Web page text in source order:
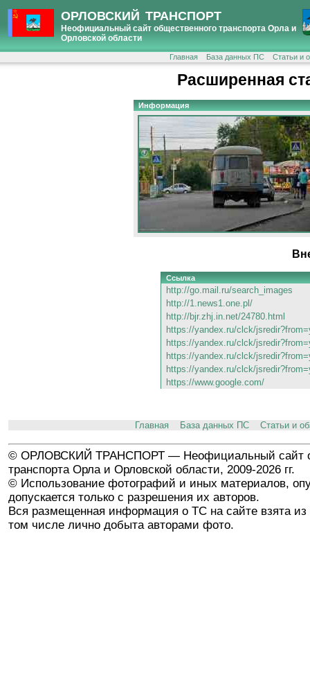
ОРЛОВСКИЙ ТРАНСПОРТ
Неофициальный сайт общественного транспорта Орла и
Орловской области
Главная База данных ПС Статьи и
Расширенная
Информация
Ссылка
http://go.mail.ru/search_images
http://1.news1.one.pl/
http://bjr.zhj.in.net/24780.html
https://yandex.ru/clck/
https://yandex.ru/clck/
https://yandex.ru/clck/
https://yandex.ru/clck/
https://www.google.com/
Главная База данных ПС Статьи и
© ОРЛОВСКИЙ ТРАНСПОРТ — Неофициальный сайт
транспорта Орла и Орловской области, 2009-2026 гг.
© Использование фотографий и иных материалов,
допускается только с разрешения их авторов.
Вся размещенная информация о ТС на сайте взята из
том числе лично добыта авторами фото.